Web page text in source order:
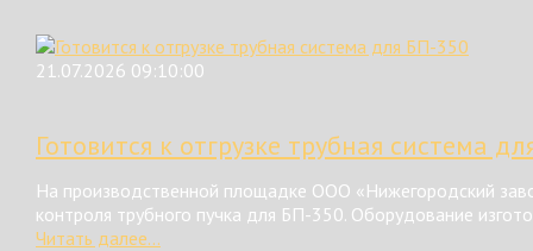
21.07.2026 09:10:00
Готовится к отгрузке трубная система
На производственной площадке ООО «Нижегородский
контроля трубного пучка для БП-350. Оборудование
Читать далее...